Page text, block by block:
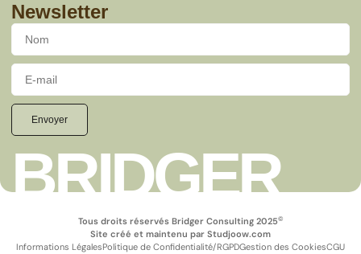
Newsletter
Envoyer
BRIDGER
Tous droits réservés Bridger Consulting 2025©
Site créé et maintenu par Studjoow.com
Informations LégalesPolitique de Confidentialité/RGPDGestion des CookiesCGU